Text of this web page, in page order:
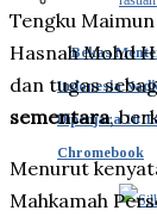
Bekas
Indonesia
Dipenjara 10
Chromebook
Tengku
Hasnah Mohd
dan tugas
sementara,
Menurut
Mahkamah